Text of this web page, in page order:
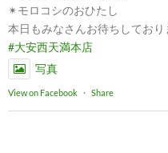
✴︎モロコシのおひたし
本日もみなさんお待ちしており
#大安西天満本店
写真
View on Facebook · Share